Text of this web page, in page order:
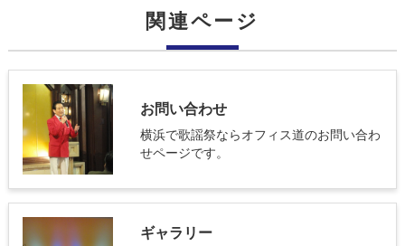
関連ページ
お問い合わせ
横浜で歌謡祭ならオフィス道のお問い合わ
せページです。
ギャラリー